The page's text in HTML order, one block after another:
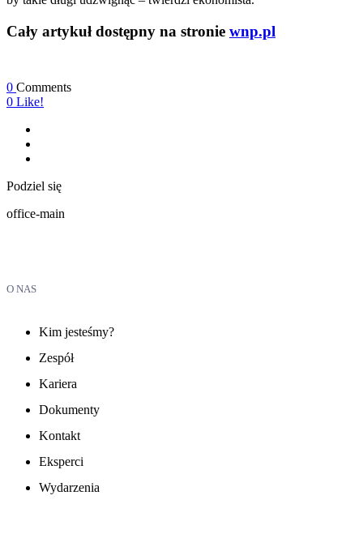
Cały artykuł dostępny na stronie wnp.pl
0 Comments
0 Like!
Podziel się
office-main
O NAS
Kim jesteśmy?
Zespół
Kariera
Dokumenty
Kontakt
Eksperci
Wydarzenia